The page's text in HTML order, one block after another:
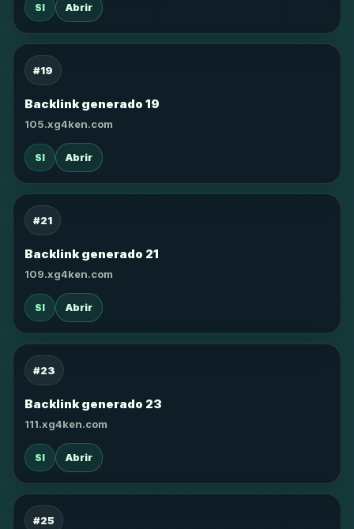
SI Abrir
#19
Backlink generado 19
105.xg4ken.com
SI Abrir
#21
Backlink generado 21
109.xg4ken.com
SI Abrir
#23
Backlink generado 23
111.xg4ken.com
SI Abrir
#25